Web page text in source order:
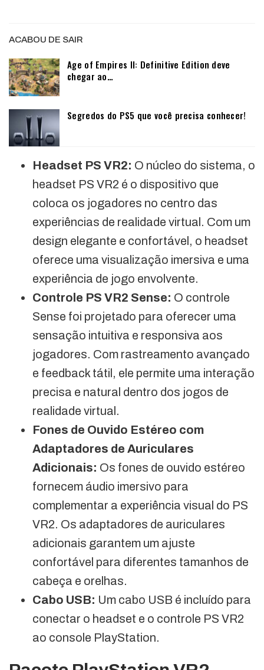
ACABOU DE SAIR
Age of Empires II: Definitive Edition deve
chegar ao…
Segredos do PS5 que você precisa conhecer!
Headset PS VR2: O núcleo do sistema, o
headset PS VR2 é o dispositivo que
coloca os jogadores no centro das
experiências de realidade virtual. Com um
design elegante e confortável, o headset
oferece uma visualização imersiva e uma
experiência de jogo envolvente.
Controle PS VR2 Sense: O controle
Sense foi projetado para oferecer uma
sensação intuitiva e responsiva aos
jogadores. Com rastreamento avançado
e feedback tátil, ele permite uma interação
precisa e natural dentro dos jogos de
realidade virtual.
Fones de Ouvido Estéreo com
Adaptadores de Auriculares
Adicionais: Os fones de ouvido estéreo
fornecem áudio imersivo para
complementar a experiência visual do PS
VR2. Os adaptadores de auriculares
adicionais garantem um ajuste
confortável para diferentes tamanhos de
cabeça e orelhas.
Cabo USB: Um cabo USB é incluído para
conectar o headset e o controle PS VR2
ao console PlayStation.